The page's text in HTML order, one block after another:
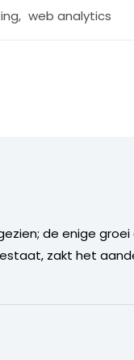
, web analytics
de enige
zakt het